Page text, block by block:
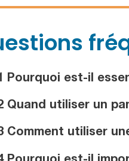
Pourquoi est-il
Quand utiliser un
Comment utiliser